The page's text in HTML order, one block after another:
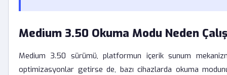
Medium 3.50 Okuma Modu Neden
Medium 3.50 sürümü, platformun içerik sunum
optimizasyonlar getirse de, bazı cihazlarda okuma